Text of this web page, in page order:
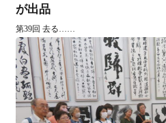
が出品
第39回 去る……